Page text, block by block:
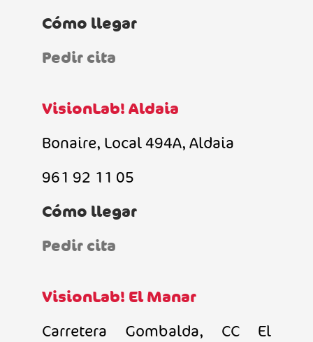
Cómo llegar
Pedir cita
VisionLab! Aldaia
Bonaire, Local 494A, Aldaia
961 92 11 05
Cómo llegar
Pedir cita
VisionLab! El Manar
Carretera Gombalda, CC El